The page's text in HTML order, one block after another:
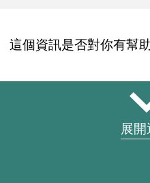
這個資訊是否對你有幫
展開